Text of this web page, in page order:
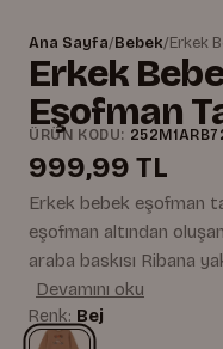
Ana Sayfa/Bebek/Erkek
Erkek
Eşofman
ÜRÜN KODU:
999,99 TL
Erkek bebek eşofman
eşofman altından
araba baskısı Ribana
Devamını oku
Renk: Bej